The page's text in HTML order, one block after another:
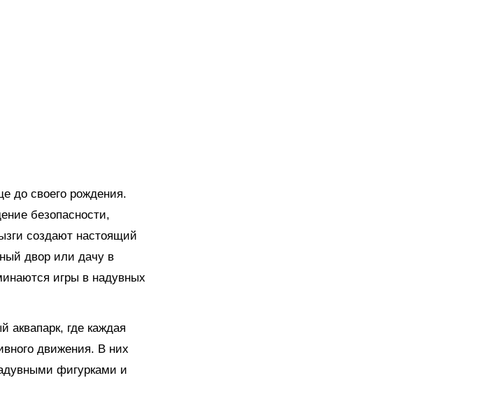
до своего рождения.
безопасности,
создают настоящий
двор или дачу в
игры в надувных
где каждая
движения. В них
фигурками и